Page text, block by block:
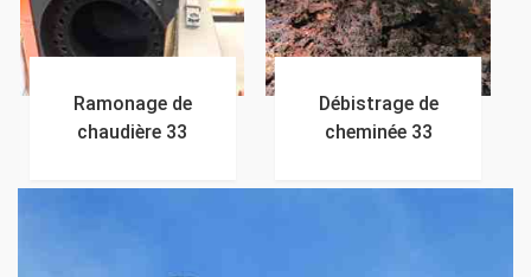
Ramonage de
chaudière 33
Débistrage de
cheminée 33